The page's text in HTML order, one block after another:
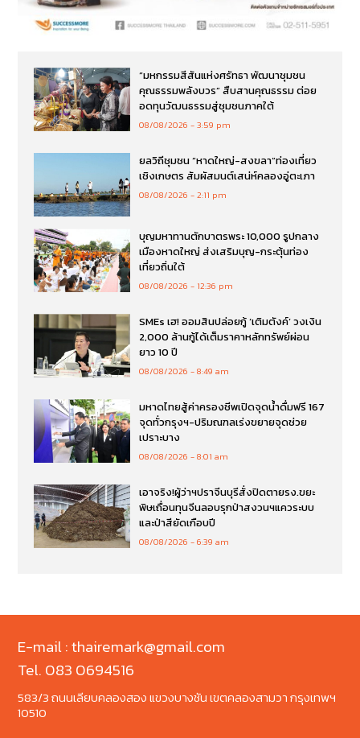
“มหกรรมสีสันแห่งศรัทธา พัฒนาชุมชน
คุณธรรมพลังบวร” สืบสานคุณธรรม ต่อย
อดทุนวัฒนธรรมสู่ชุมชนภาคใต้
08/08/2026 3:59 pm
ยลวิถีชุมชน “หาดใหญ่-สงขลา”ท่องเที่ยว
เชิงเกษตร สัมผัสมนต์เสน่ห์คลองอู่ตะเภา
08/08/2026 2:11 pm
บุญมหาทานตักบาตรพระ 10,000 รูปกลาง
เมืองหาดใหญ่ ส่งเสริมบุญ-กระตุ้นท่อง
เที่ยวถิ่นใต้
08/08/2026 12:36 pm
SMEs เฮ! ออมสินปล่อยกู้ ‘เติมตังค์’ วงเงิน
2,000 ล้านกู้ได้เต็มราคาหลักทรัพย์ผ่อน
ยาว 10 ปี
08/08/2026 8:49 am
มหาดไทยสู้ค่าครองชีพเปิดจุดน้ำดื่มฟรี 167
จุดทั่วกรุงฯ-ปริมณฑลเร่งขยายจุดช่วย
เปราะบาง
08/08/2026 8:01 am
เอาจริง!ผู้ว่าฯปราจีนบุรีสั่งปิดตายรง.ขยะ
พิษเถื่อนทุนจีนลอบรุกป่าสงวนฯแควระบบ
และป่าสียัดเกือบปี
08/08/2026 6:39 am
E-mail : thairemark@gmail.com
Tel. 083 0694516
583/3 ถนนเลียบคลองสอง แขวงบางชัน เขตคลองสามวา กรุงเทพฯ
10510